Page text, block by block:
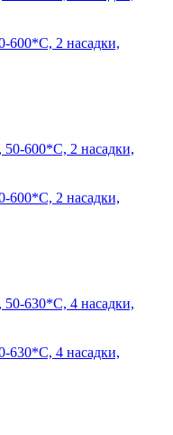
600*С, 2 насадки,
600*С, 2 насадки,
630*С, 4 насадки,